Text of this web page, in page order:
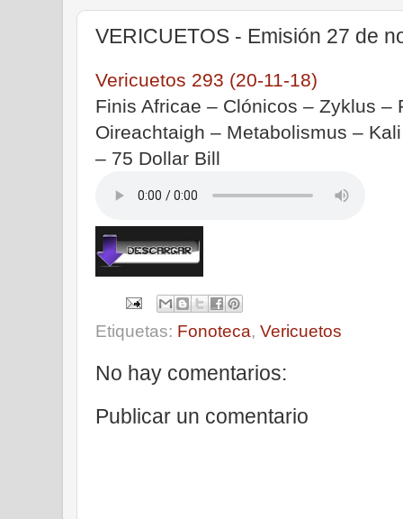
VERICUETOS - Emisión 27 de
Vericuetos 293 (20-11-18)
Finis Africae – Clónicos – Zyklus –
Oireachtaigh – Metabolismus –
– 75 Dollar Bill
Etiquetas: Fonoteca, Vericuetos
No hay comentarios:
Publicar un comentario